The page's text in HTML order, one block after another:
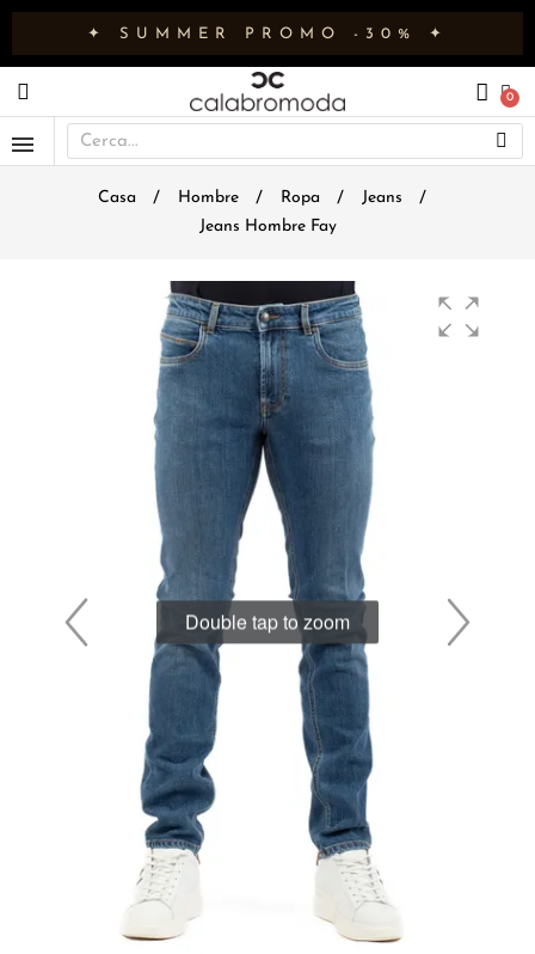
✦ SUMMER PROMO -30% ✦
Casa Hombre Ropa
Jeans
Jeans Hombre Fay
Double tap to zoom